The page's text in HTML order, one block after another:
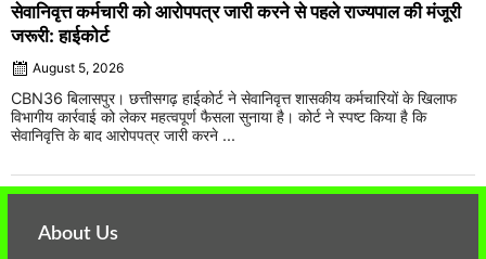
सेवानिवृत्त कर्मचारी को आरोपपत्र जारी करने से पहले राज्यपाल की मंजूरी
जरूरी: हाईकोर्ट
August 5, 2026
CBN36 बिलासपुर। छत्तीसगढ़ हाईकोर्ट ने सेवानिवृत्त शासकीय कर्मचारियों के खिलाफ
विभागीय कार्रवाई को लेकर महत्वपूर्ण फैसला सुनाया है। कोर्ट ने स्पष्ट किया है कि
सेवानिवृत्ति के बाद आरोपपत्र जारी करने ...
About Us